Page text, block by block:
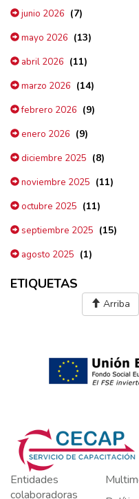
junio 2026 (7)
mayo 2026 (13)
abril 2026 (11)
marzo 2026 (14)
febrero 2026 (9)
enero 2026 (9)
diciembre 2025 (8)
noviembre 2025 (11)
octubre 2025 (11)
septiembre 2025 (15)
agosto 2025 (1)
ETIQUETAS
Arriba
Entidades
colaboradoras